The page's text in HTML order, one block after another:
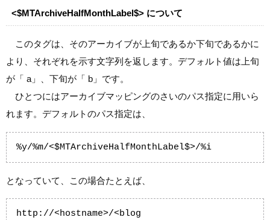
<$MTArchiveHalfMonthLabel$> について
このタグは、そのアーカイブが上旬であるか下旬であるかに
より、それぞれを示す文字列を返します。デフォルト値は上旬
が「 a」、下旬が「 b」です。
ひとつにはアーカイブマッピングのさいのパス指定に用いら
れます。デフォルトのパス指定は、
%y/%m/<$MTArchiveHalfMonthLabel$>/%i
となっていて、この場合たとえば、
http://<hostname>/<blog